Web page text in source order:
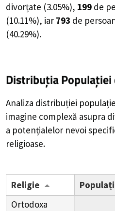
divorțate (3.05%), 199 de
(10.11%), iar 793 de
(40.29%).
Distribuția Populației
Analiza distribuției
imagine complexă asupra
a potențialelor nevoi
religioase.
Religie
Ortodoxa